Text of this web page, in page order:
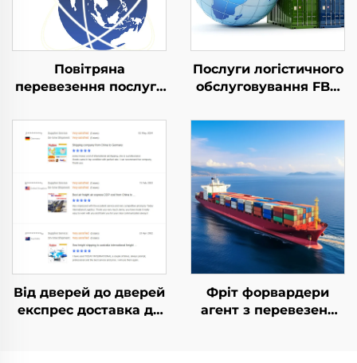
Повітряна
перевезення послуга
Вантажний
перевізник
Найдешевша
Британію Німеччину
Агент доставки від
Послуги логістичного
обслуговування FBA
відправлення, авіа-
перевезення, Dhl,
Fedex, експрес-
доставка, фрахтовий
брокер з Китаю до
США
Від дверей до дверей
експрес доставка до
Фріт форвардери
агент з перевезень